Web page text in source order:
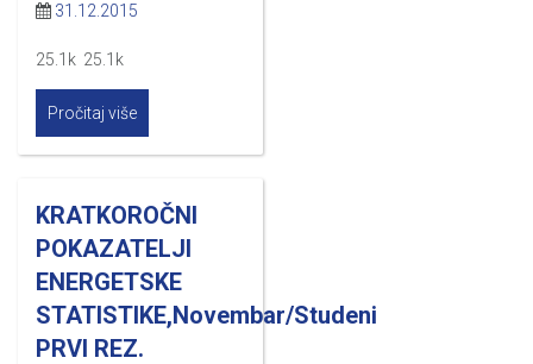
31.12.2015
25.1k 25.1k
Pročitaj više
KRATKOROČNI
POKAZATELJI
ENERGETSKE
STATISTIKE,Novembar/Studeni
PRVI REZ.